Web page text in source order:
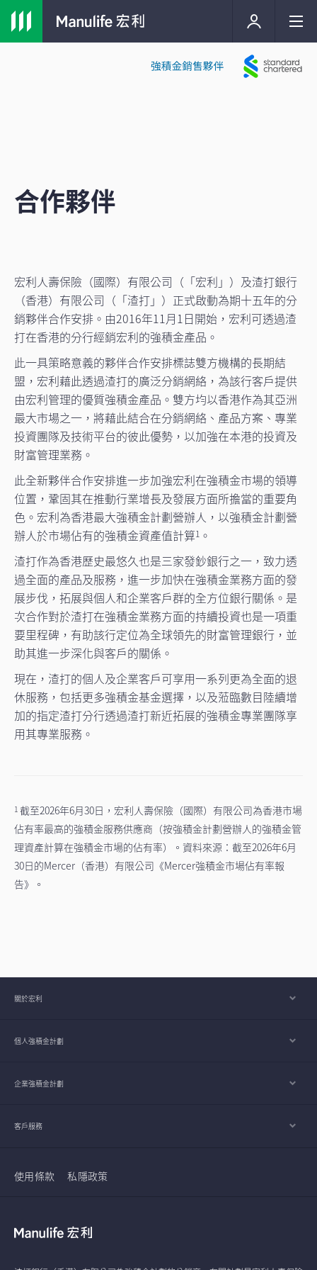
合作夥伴
宏利人壽保險（國際）有限公司（「宏利」）及渣打銀行
（香港）有限公司（「渣打」）正式啟動為期十五年的分
銷夥伴合作安排。由2016年11月1日開始，宏利可透過渣
打在香港的分行經銷宏利的強積金產品。
此一具策略意義的夥伴合作安排標誌雙方機構的長期結
盟，宏利藉此透過渣打的廣泛分銷網絡，為該行客戶提供
由宏利管理的優質強積金產品。雙方均以香港作為其亞洲
最大市場之一，將藉此結合在分銷網絡、產品方案、專業
投資團隊及技術平台的彼此優勢，以加強在本港的投資及
財富管理業務。
此全新夥伴合作安排進一步加強宏利在強積金市場的領導
位置，鞏固其在推動行業增長及發展方面所擔當的重要角
色。宏利為香港最大強積金計劃營辦人，以強積金計劃營
辦人於市場佔有的強積金資產值計算1 。
渣打作為香港歷史最悠久也是三家發鈔銀行之一，致力透
過全面的產品及服務，進一步加快在強積金業務方面的發
展步伐，拓展與個人和企業客戶群的全方位銀行關係。是
次合作對於渣打在強積金業務方面的持續投資也是一項重
要里程碑，有助該行定位為全球領先的財富管理銀行，並
助其進一步深化與客戶的關係。
現在，渣打的個人及企業客戶可享用一系列更為全面的退
休服務，包括更多強積金基金選擇，以及蒞臨數目陸續增
加的指定渣打分行透過渣打新近拓展的強積金專業團隊享
用其專業服務。
1 截至2026年6月30日，宏利人壽保險（國際）有限公司為香港市場
佔有率最高的強積金服務供應商（按強積金計劃營辦人的強積金管
理資產計算在強積金市場的佔有率）。資料來源：截至2026年6月
30日的Mercer（香港）有限公司《Mercer強積金市場佔有率報
告》。
關於宏利
個人強積金計劃
企業強積金計劃
客戶服務
使用條款 私隱政策